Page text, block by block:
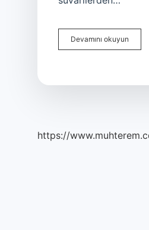
Devamını okuyun
https://